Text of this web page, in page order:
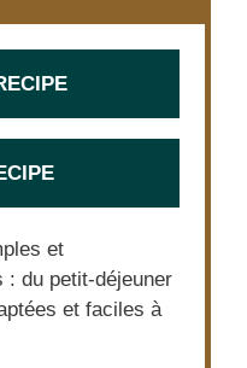
et
: du petit-déjeuner
et faciles à